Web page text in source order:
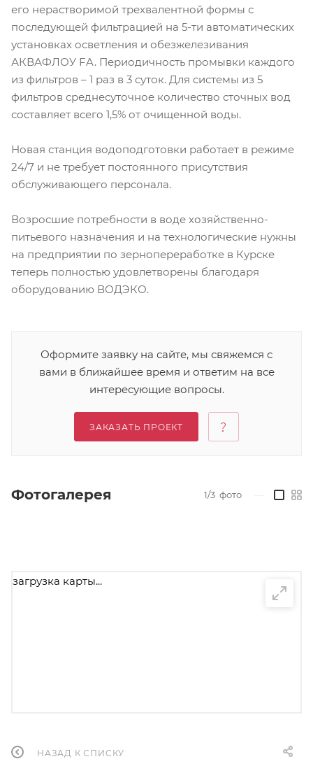
его нерастворимой трехвалентной формы с
последующей фильтрацией на 5-ти автоматических
установках осветления и обезжелезивания
АКВАФЛОУ FA. Периодичность промывки каждого
из фильтров – 1 раз в 3 суток. Для системы из 5
фильтров среднесуточное количество сточных вод
составляет всего 1,5% от очищенной воды.
Новая станция водоподготовки работает в режиме
24/7 и не требует постоянного присутствия
обслуживающего персонала.
Возросшие потребности в воде хозяйственно-
питьевого назначения и на технологические нужны
на предприятии по зернопереработке в Курске
теперь полностью удовлетворены благодаря
оборудованию ВОДЭКО.
Оформите заявку на сайте, мы свяжемся с
вами в ближайшее время и ответим на все
интересующие вопросы.
ЗАКАЗАТЬ ПРОЕКТ
Фотогалерея 1/3 фото
загрузка карты...
НАЗАД К СПИСКУ